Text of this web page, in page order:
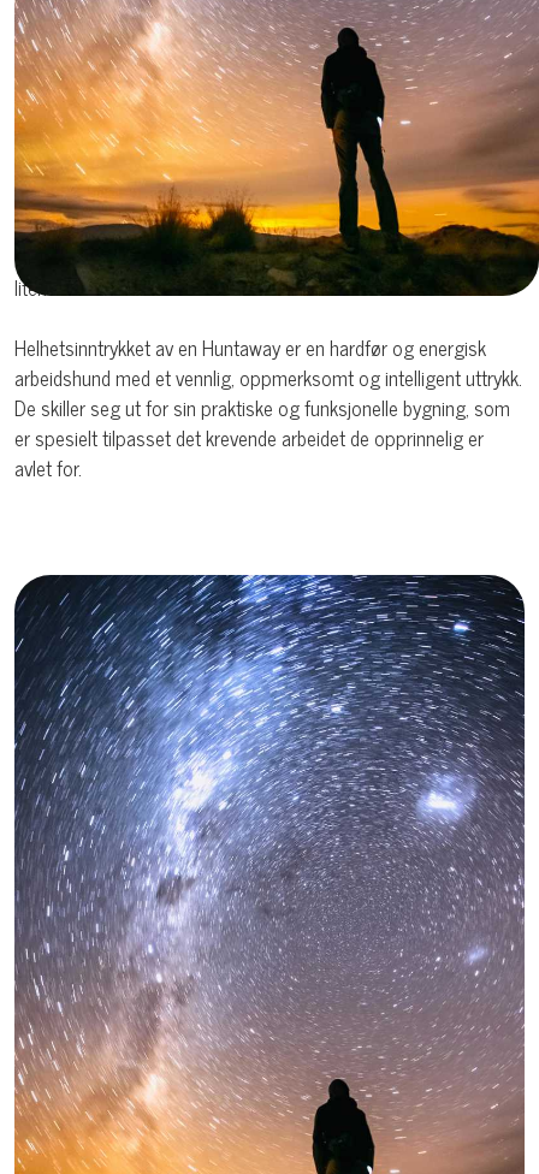
mørk og godt utviklet.
Halsen er kraftig og muskuløs, noe som støtter den sterke
hodeformen og bidrar til rasens utmerkede utholdenhet. Brystet
er dypt og gir god plass til lungene, noe som er viktig for jakt og
arbeid gjennom hele dagen. Ryggen er rett og sterk og går over
i en bred, lett skrånende kryss. Beina er rette, sterke og godt
vinklet, med sterke labber som tåler hardt underlag. Halen er tykk
ved roten, middels lang, og bæres ofte hengende eller med en
liten bue når hunden er i aktivitet.
Helhetsinntrykket av en Huntaway er en hardfør og energisk
arbeidshund med et vennlig, oppmerksomt og intelligent uttrykk.
De skiller seg ut for sin praktiske og funksjonelle bygning, som
er spesielt tilpasset det krevende arbeidet de opprinnelig er
avlet for.